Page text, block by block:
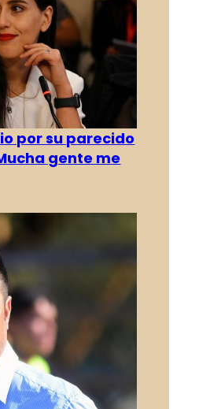
por su parecido
gente me